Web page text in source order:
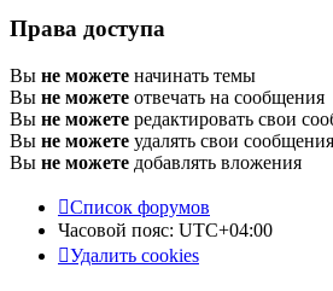
Права доступа
Вы не можете начинать темы
Вы не можете отвечать на сообщения
Вы не можете редактировать свои
Вы не можете удалять свои сообщения
Вы не можете добавлять вложения
Список форумов
Часовой пояс: UTC+04:00
Удалить cookies